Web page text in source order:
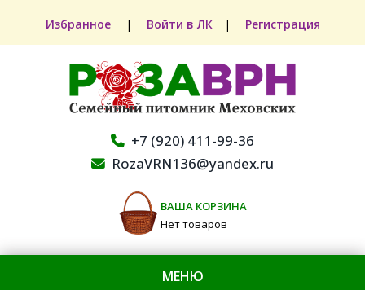
Избранное | Войти в ЛК | Регистрация
+7 (920) 411-99-36
RozaVRN136@yandex.ru
ВАША КОРЗИНА
Нет товаров
МЕНЮ